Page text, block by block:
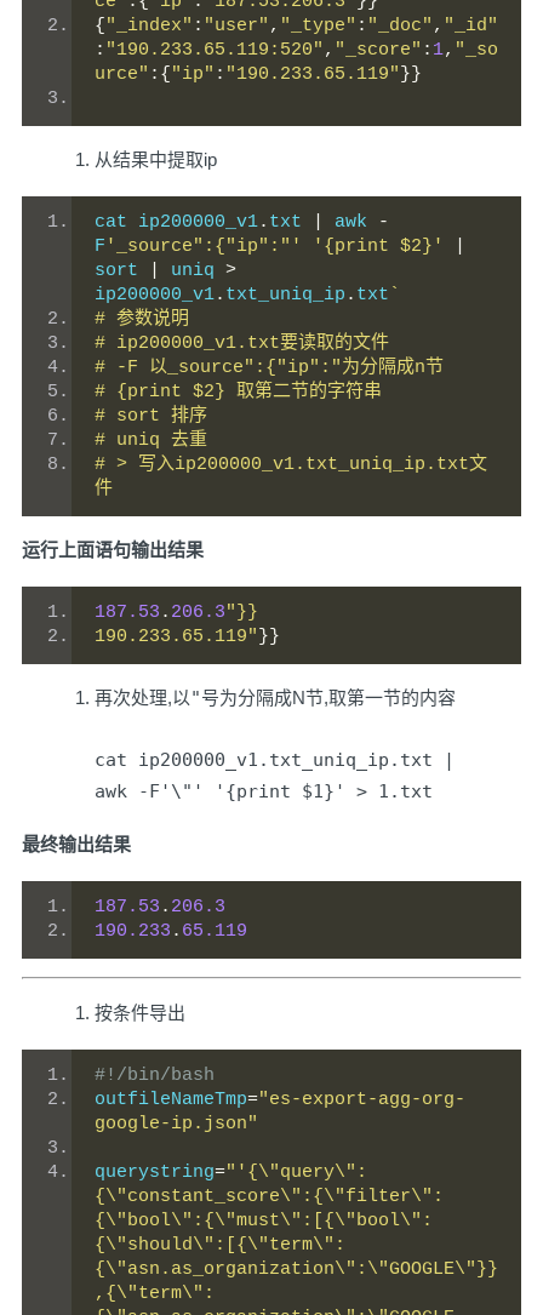
{ "_index" : "user" , "_type" : "_doc" , "_id"
: "190.233.65.119:520" , "_score" : 1, "_so
urce" :{ "ip" : "190.233.65.119" }}
从结果中提取ip
cat ip200000_v1. txt awk
-
F '_source":{"ip":"' '{print $2}'
sort
uniq >
ip200000_v1. txt_uniq_ip . txt `
# 参数说明
# ip200000_v1.txt要读取的文件
# -F 以_source":{"ip":"为分隔成n节
# {print $2} 取第二节的字符串
# sort 排序
# uniq 去重
# > 写入ip200000_v1.txt_uniq_ip.txt文
件
运行上面语句输出结果
187.53 . 206.3"}}
190.233.65.119" }}
再次处理,以 "号为分隔成N节,取第一节的内容
cat ip200000_v1.txt_uniq_ip.txt |
awk -F'\"' '{print $1}' > 1.txt
最终输出结果
187.53 . 206.3
190.233 . 65.119
按条件导出
#!/bin/bash
outfileNameTmp="es-export-agg-org-
google-ip.json"
querystring="'{\"query\":
{\"constant_score\":{\"filter\":
{\"bool\":{\"must\":[{\"bool\":
{\"should\":[{\"term\":
{\"asn.as_organization\":\"GOOGLE\"}}
,{\"term\":